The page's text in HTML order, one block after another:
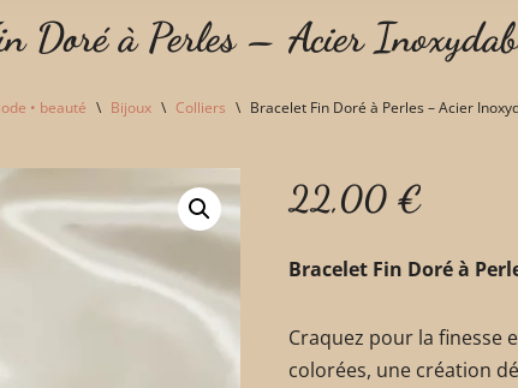
Doré à Perles – Acier
• beauté \ Bijoux \ Colliers \ Bracelet Fin Doré à Perles – Acier
22,00 €
Bracelet Fin Doré à
Craquez pour la finesse
colorées, une création